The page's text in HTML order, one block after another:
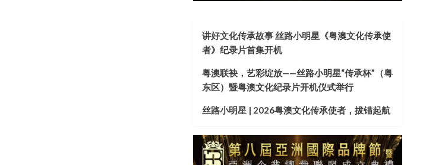
讲好文化传承故事 丝路小明星《粤澳文化传承使
者》纪录片首集开机
粤澳联袂，艺彩绽放——丝路小明星“传承杯”（粤
东区）暨粤澳文化纪录片开机仪式举行
丝路小明星 | 2026粤澳文化传承使者，拔锚起航